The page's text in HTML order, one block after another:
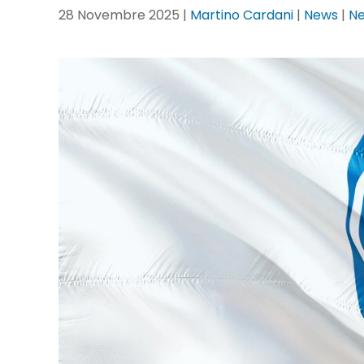
28 Novembre 2025 | Martino Cardani | News |